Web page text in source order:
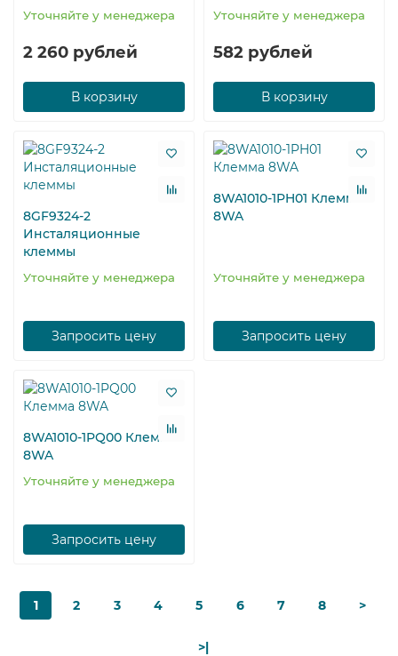
Уточняйте у менеджера
2 260 рублей
В корзину
Уточняйте у менеджера
582 рублей
В корзину
8GF9324-2
Инсталяционные
клеммы
Уточняйте у менеджера
Запросить цену
8WA1010-1PH01 Клемма
8WA
Уточняйте у менеджера
Запросить цену
8WA1010-1PQ00 Клемма
8WA
Уточняйте у менеджера
Запросить цену
1 2 3 4 5 6 7 8 >
>|